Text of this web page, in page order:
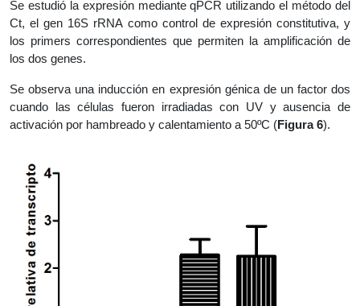
Se estudió la expresión mediante qPCR utilizando el método del
Ct, el gen 16S rRNA como control de expresión constitutiva, y
los primers correspondientes que permiten la amplificación de
los dos genes.
Se observa una inducción en expresión génica de un factor dos
cuando las células fueron irradiadas con UV y ausencia de
activación por hambreado y calentamiento a 50ºC (Figura 6).